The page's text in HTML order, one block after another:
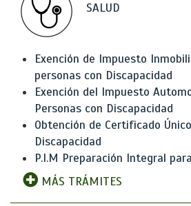
SALUD
Exención de Impuesto
personas con Discapacidad
Exención del Impuesto
Personas con Discapacidad
Obtención de Certificado
Discapacidad
P.I.M Preparación Integral
MÁS TRÁMITES